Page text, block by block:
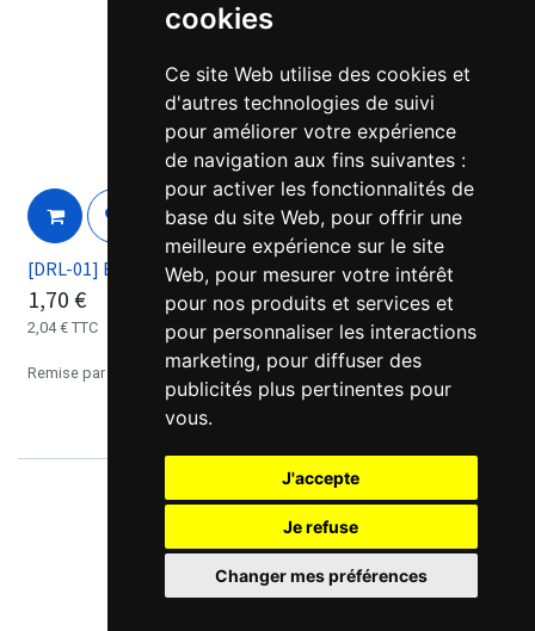
cookies
Ce site Web utilise des cookies et
d'autres technologies de suivi
pour améliorer votre expérience
de navigation aux fins suivantes :
pour activer les fonctionnalités de
base du site Web, pour offrir une
meilleure expérience sur le site
Web, pour mesurer votre intérêt
pour nos produits et services et
pour personnaliser les interactions
marketing, pour diffuser des
publicités plus pertinentes pour
vous.
J'accepte
Je refuse
Changer mes préférences
[DRL-01] Equerre montage alimentation
1,70 €
2,04€ TTC
Remise par quantités, nous consulter.